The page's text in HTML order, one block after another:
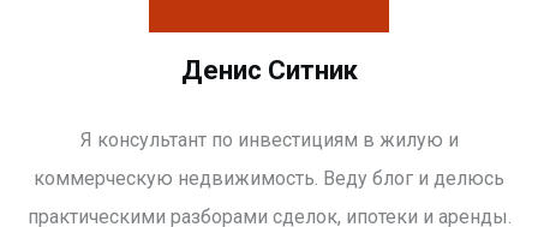
Денис Ситник
Я консультант по инвестициям в жилую и
коммерческую недвижимость. Веду блог и делюсь
практическими разборами сделок, ипотеки и аренды.